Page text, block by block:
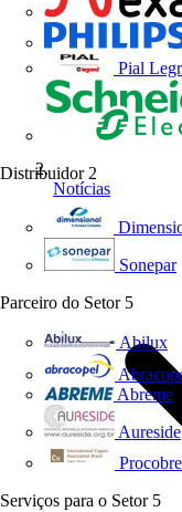
Pial
Distribuidor 2
Sonepar
Parceiro do Setor 5
Abilux
Abreme
Aureside
Procobre
Serviços para o Setor 5
Notícias